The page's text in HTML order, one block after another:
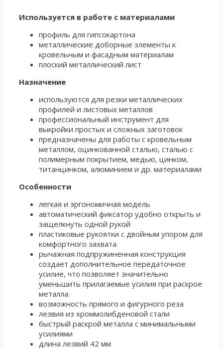
Используется в работе с материалами
профиль для гипсокартона
металлические доборные элементы к
кровельным и фасадным материалам
плоский металлический лист
Назначение
используются для резки металлических
профилей и листовых металлов
профессиональный инструмент для
выкройки простых и сложных заготовок
предназначены для работы с кровельным
металлом, оцинкованной сталью, сталью с
полимерным покрытием, медью, цинком,
титанцинком, алюминием и др. материалами
Особенности
легкая и эргономичная модель
автоматический фиксатор удобно открыть и
защелкнуть одной рукой
пластиковые рукоятки с двойным упором для
комфортного захвата
рычажная подпружиненная конструкция
создает дополнительное передаточное
усилие, что позволяет значительно
уменьшить прилагаемые усилия при раскрое
металла.
возможность прямого и фигурного реза
лезвия из хроммолибденовой стали
быстрый раскрой металла с минимальными
усилиями
длина лезвий 42 мм